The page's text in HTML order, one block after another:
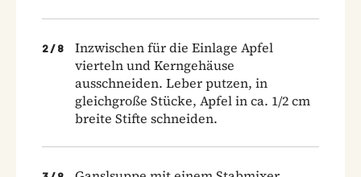
2 / 8
Inzwischen für die Einlage Apfel
vierteln und Kerngehäuse
ausschneiden. Leber putzen, in
gleichgroße Stücke, Apfel in ca. 1/2 cm
breite Stifte schneiden.